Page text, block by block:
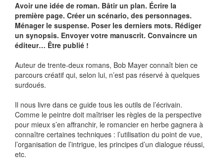
Avoir une idée de roman. Bâtir un plan. Écrire la
première page. Créer un scénario, des personnages.
Ménager le suspense. Poser les derniers mots. Rédiger
un synopsis. Envoyer votre manuscrit. Convaincre un
éditeur… Être publié !
Auteur de trente-deux romans, Bob Mayer connaît bien ce
parcours créatif qui, selon lui, n’est pas réservé à quelques
surdoués.
Il nous livre dans ce guide tous les outils de l’écrivain.
Comme le peintre doit maîtriser les règles de la perspective
pour mieux s’en affranchir, le romancier en herbe gagnera à
connaître certaines techniques : l’utilisation du point de vue,
l’organisation de l’intrigue, les principes d’un dialogue réussi,
etc.